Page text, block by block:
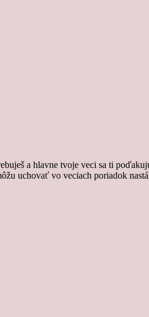
a hlavne tvoje veci sa ti
uchovať vo veciach poriadok